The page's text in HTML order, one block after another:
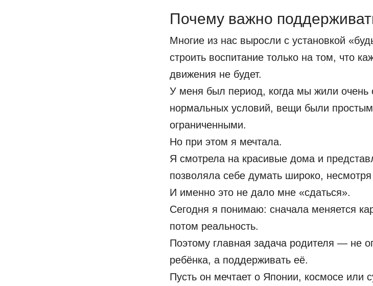
Почему важно
Многие из нас выросли с установкой
строить воспитание только на том, что
движения не будет.
У меня был период, когда мы жили
нормальных условий, вещи были
ограниченными.
Но при этом я мечтала.
Я смотрела на красивые дома и
позволяла себе думать широко, несмотря
И именно это не дало мне «сдаться».
Сегодня я понимаю: сначала меняется
потом реальность.
Поэтому главная задача родителя — не
ребёнка, а поддерживать её.
Пусть он мечтает о Японии, космосе или